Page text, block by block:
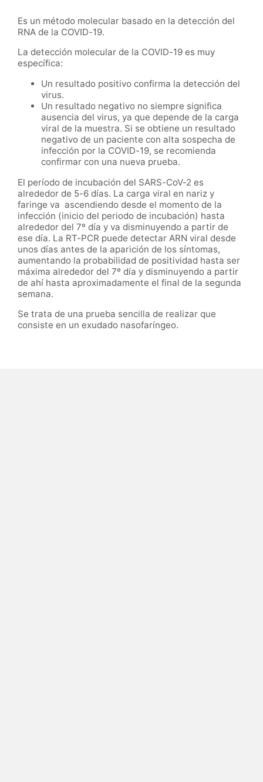
Es un método molecular basado en la detección del
RNA de la COVID-19.
La detección molecular de la COVID-19 es muy
específica:
Un resultado positivo confirma la detección del
virus.
Un resultado negativo no siempre significa
ausencia del virus, ya que depende de la carga
viral de la muestra. Si se obtiene un resultado
negativo de un paciente con alta sospecha de
infección por la COVID-19, se recomienda
confirmar con una nueva prueba.
El período de incubación del SARS-CoV-2 es
alrededor de 5-6 días. La carga viral en nariz y
faringe va ascendiendo desde el momento de la
infección (inicio del periodo de incubación) hasta
alrededor del 7º día y va disminuyendo a partir de
ese día. La RT-PCR puede detectar ARN viral desde
unos días antes de la aparición de los síntomas,
aumentando la probabilidad de positividad hasta ser
máxima alrededor del 7º día y disminuyendo a partir
de ahí hasta aproximadamente el final de la segunda
semana.
Se trata de una prueba sencilla de realizar que
consiste en un exudado nasofaríngeo.